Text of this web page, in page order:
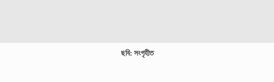
ছবি: সংগৃহীত